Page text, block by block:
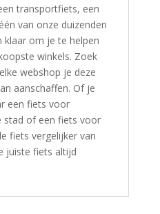
transportfiets, een
van onze duizenden
klaar om je te helpen
winkels. Zoek
webshop je deze
aanschaffen. Of je
een fiets voor
stad of een fiets voor
fiets vergelijker van
juiste fiets altijd